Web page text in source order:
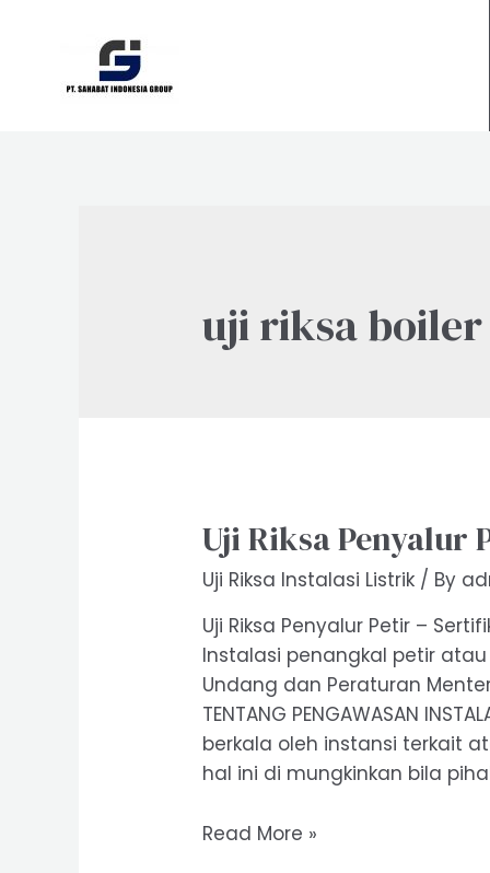
uji riksa boiler
Uji Riksa Penyalur
Uji Riksa Instalasi Listrik / By
Uji Riksa Penyalur Petir –
Instalasi penangkal petir
Undang dan Peraturan Menteri
TENTANG PENGAWASAN
berkala oleh instansi terkait
hal ini di mungkinkan bila
Uji
Read More »